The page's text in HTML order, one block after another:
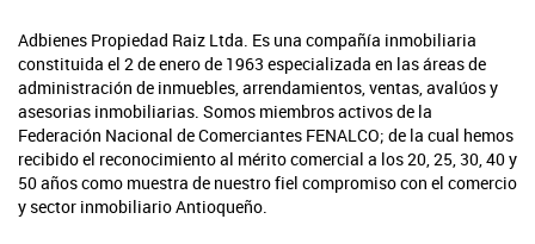
Adbienes Propiedad Raiz Ltda. Es una compañía inmobiliaria
constituida el 2 de enero de 1963 especializada en las áreas de
administración de inmuebles, arrendamientos, ventas, avalúos y
asesorias inmobiliarias. Somos miembros activos de la
Federación Nacional de Comerciantes FENALCO; de la cual hemos
recibido el reconocimiento al mérito comercial a los 20, 25, 30, 40 y
50 años como muestra de nuestro fiel compromiso con el comercio
y sector inmobiliario Antioqueño.